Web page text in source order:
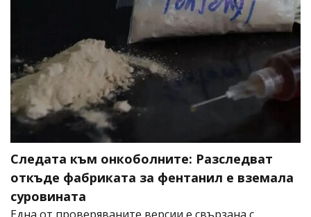
Следата към онкоболните: Разследват
откъде фабриката за фентанил е вземала
суровината